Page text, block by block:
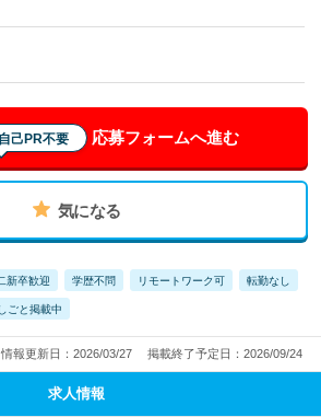
己PR不要 応募フォームへ進む
気になる
新卒歓迎 学歴不問 リモートワーク可 転勤なし
ごと掲載中
情報更新日：2026/03/27 掲載終了予定日：2026/09/24
求人情報